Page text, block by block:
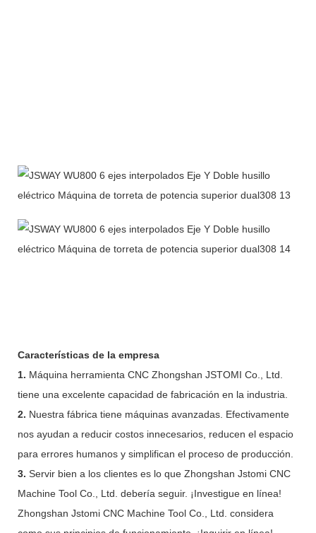
Características de la empresa
1. Máquina herramienta CNC Zhongshan JSTOMI Co., Ltd.
tiene una excelente capacidad de fabricación en la industria.
2. Nuestra fábrica tiene máquinas avanzadas. Efectivamente
nos ayudan a reducir costos innecesarios, reducen el espacio
para errores humanos y simplifican el proceso de producción.
3. Servir bien a los clientes es lo que Zhongshan Jstomi CNC
Machine Tool Co., Ltd. debería seguir. ¡Investigue en línea!
Zhongshan Jstomi CNC Machine Tool Co., Ltd. considera